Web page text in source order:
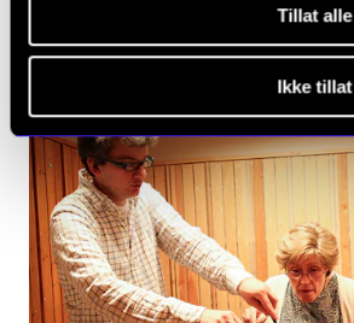
Tillat alle
Ikke tillat